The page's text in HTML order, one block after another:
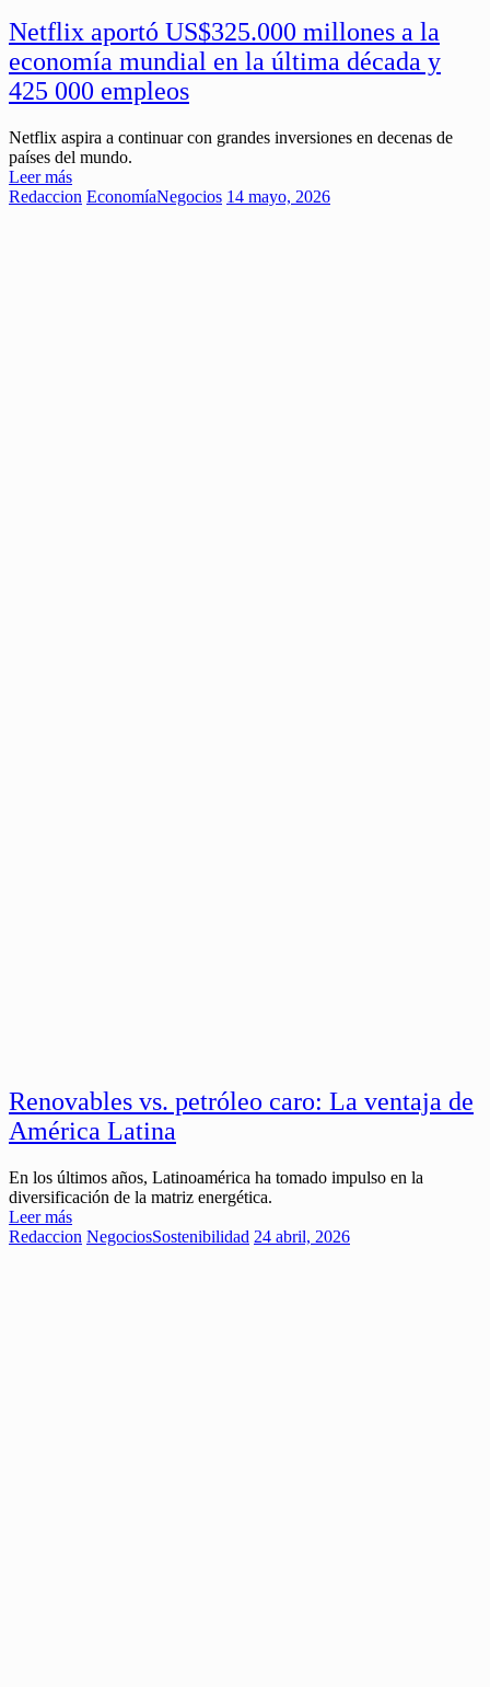
Netflix aportó US$325.000 millones a la
economía mundial en la última década y
425 000 empleos
Netflix aspira a continuar con grandes inversiones en decenas de
países del mundo.
Leer más
Redaccion EconomíaNegocios 14 mayo, 2026
Renovables vs. petróleo caro: La ventaja de
América Latina
En los últimos años, Latinoamérica ha tomado impulso en la
diversificación de la matriz energética.
Leer más
Redaccion NegociosSostenibilidad 24 abril, 2026